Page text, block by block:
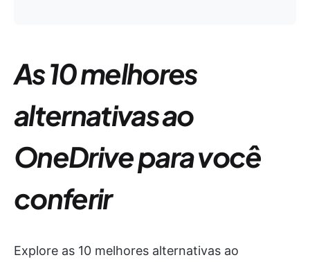
As 10 melhores
alternativas ao
OneDrive para você
conferir
Explore as 10 melhores alternativas ao